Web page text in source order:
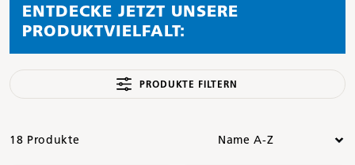
ENTDECKE JETZT UNSERE
PRODUKTVIELFALT:
PRODUKTE FILTERN
18 Produkte